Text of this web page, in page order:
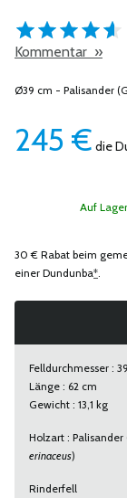
Kommentar »
Ø39 cm - Palisander
245 € die
Auf Lager.
30 € Rabat beim
einer Dundunba*
Felldurchmesser :
Länge : 62 cm
Gewicht : 13,1 kg
Holzart :
erinaceus)
Rinderfell